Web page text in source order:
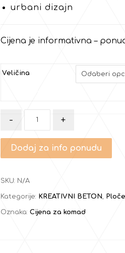
urbani dizajn
Cijena je informativna –
Veličina
- +
Dodaj za info ponudu
SKU: N/A
Kategorije: KREATIVNI BETON,
Oznaka: Cijena za komad